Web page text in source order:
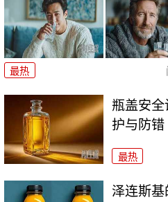
最热
瓶盖安全
护与防错
最热
泽连斯基